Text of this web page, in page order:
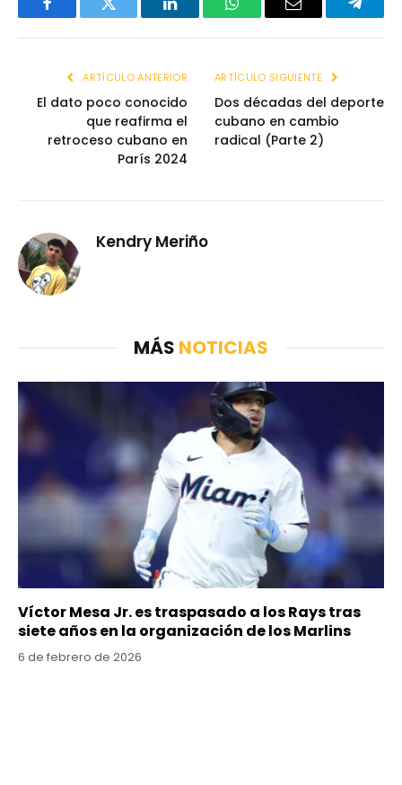
FacebookTwitter LinkedInWhatsAppEmail
ARTÍCULO ANTERIOR
El dato poco conocido
que reafirma el
retroceso cubano en
París 2024
ARTÍCULO SIGUIENTE
Dos décadas del deporte
cubano en cambio
radical (Parte 2)
Kendry Meriño
MÁS NOTICIAS
Víctor Mesa Jr. es traspasado a los Rays tras
siete años en la organización de los Marlins
6 de febrero de 2026